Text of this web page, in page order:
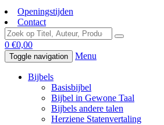
Openingstijden
Contact
0 €0,00
Toggle navigation Menu
Bijbels
Basisbijbel
Bijbel in Gewone Taal
Bijbels andere talen
Herziene Statenvertaling